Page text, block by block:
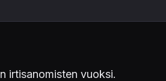
irtisanomisten vuoksi.